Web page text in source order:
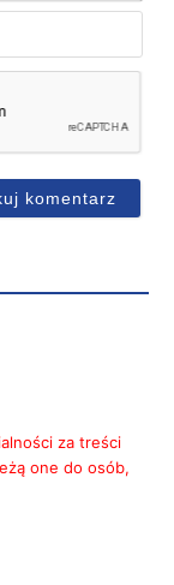
za treści
one do osób,